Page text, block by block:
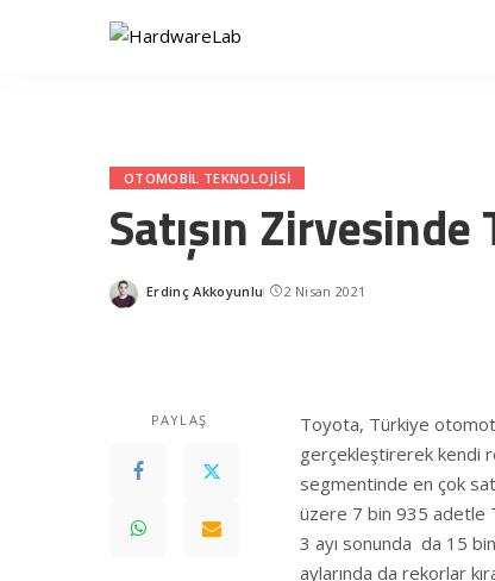
OTOMOBIL TEKNOLOJISI
Satışın
Posted
Erdinç Akkoyunlu 2 Nisan 2021
PAYLAŞ
Toyota, Türkiye
gerçekleştirerek kendi
segmentinde en çok
üzere 7 bin 935 adetle
3 ayı sonunda da 15
aylarında da rekorlar